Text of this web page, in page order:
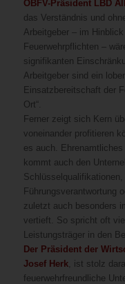
ÖBFV-Präsident LBD
das Verständnis und
Arbeitgeber – im
Feuerwehrpflichten –
signifikanten
Arbeitgeber sind ein
Einsatzbereitschaft der
Ort“.
Ferner zeigt sich Kern
voneinander profitieren
es auch.
kommt auch den
Schlüsselqualifikationen,
Führungsverantwortung
zuletzt auch besonders
vertieft. So spricht oft
Leistungsträger in den
Der Präsident der
Josef Herk, ist stolz
feuerwehrfreundliche